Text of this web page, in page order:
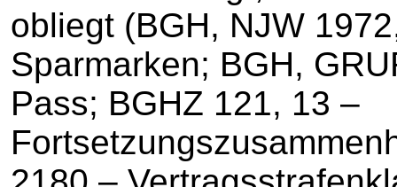
obliegt (BGH, NJW
Sparmarken; BGH,
Pass; BGHZ 121, 13 –